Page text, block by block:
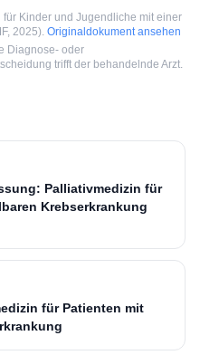
Kinder und Jugendliche mit einer
, 2025). Originaldokument ansehen
Diagnose- oder
trifft der behandelnde Arzt.
Palliativmedizin für
Krebserkrankung
für Patienten mit